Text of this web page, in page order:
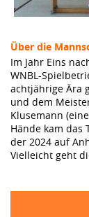
Über die
Im Jahr Eins
WNBL-
achtjährige Ära
und dem
Klusemann
Hände kam das
der 2024 auf
Vielleicht geht